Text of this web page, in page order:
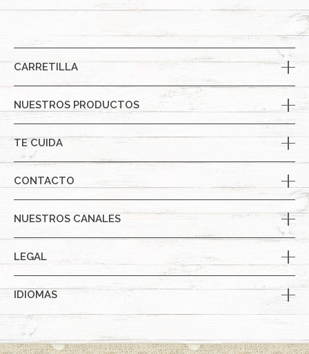
CARRETILLA
NUESTROS PRODUCTOS
TE CUIDA
CONTACTO
NUESTROS CANALES
LEGAL
IDIOMAS